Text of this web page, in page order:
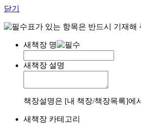
닫기
표가 있는 항목은 반드시 기재해
새책장 명
새책장 설명
책장설명은 [내 책장/책장목록]에
새책장 카테고리